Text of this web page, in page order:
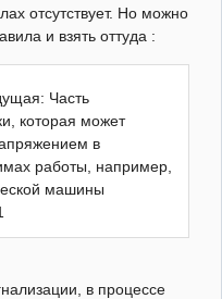
отсутствует. Но можно
и взять оттуда :
Часть
которая может
в
работы, например,
машины
в процессе